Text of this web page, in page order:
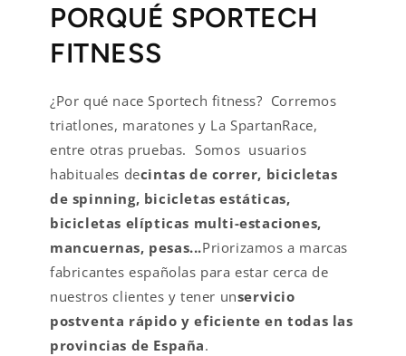
PORQUÉ SPORTECH
FITNESS
¿Por qué nace Sportech fitness? Corremos
triatlones, maratones y La SpartanRace,
entre otras pruebas. Somos usuarios
habituales decintas de correr, bicicletas
de spinning, bicicletas estáticas,
bicicletas elípticas multi-estaciones,
mancuernas, pesas...Priorizamos a marcas
fabricantes españolas para estar cerca de
nuestros clientes y tener unservicio
postventa rápido y eficiente en todas las
provincias de España.